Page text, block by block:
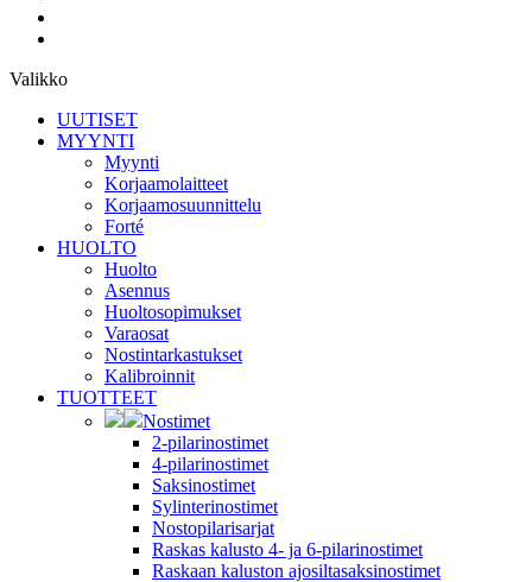
Valikko
UUTISET
MYYNTI
Myynti
Korjaamolaitteet
Korjaamosuunnittelu
Forté
HUOLTO
Huolto
Asennus
Huoltosopimukset
Varaosat
Nostintarkastukset
Kalibroinnit
TUOTTEET
Nostimet
2-pilarinostimet
4-pilarinostimet
Saksinostimet
Sylinterinostimet
Nostopilarisarjat
Raskas kalusto 4- ja 6-pilarinostimet
Raskaan kaluston ajosiltasaksinostimet